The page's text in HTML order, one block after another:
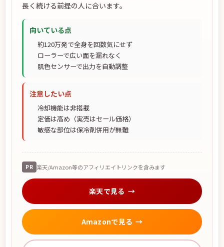
長く続ける前提の人に合います。
向いている点
約120万発で全身を回数気にせず
ローラーで広い面を漏れなく
肌色センサーで出力を自動調整
注意したい点
冷却機能は非搭載
定価は高め（実売はセール価格）
敏感な部位は保冷剤併用が無難
PR 楽天/Amazon等のアフィリエイトリンクを含みます
楽天で見る
Amazonで見る